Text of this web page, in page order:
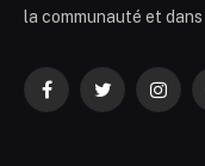
la communauté et
FacebookTwitter